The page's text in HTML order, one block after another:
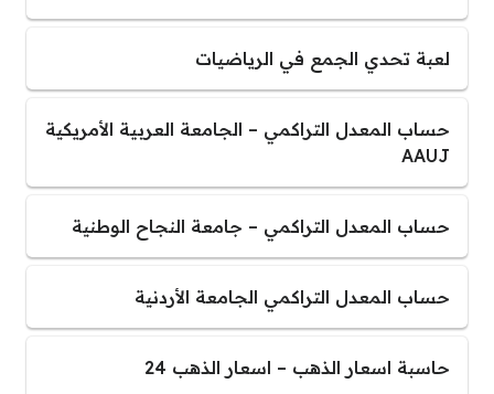
لعبة تحدي الجمع في الرياضيات
حساب المعدل التراكمي – الجامعة العربية الأمريكية
AAUJ
حساب المعدل التراكمي – جامعة النجاح الوطنية
حساب المعدل التراكمي الجامعة الأردنية
حاسبة اسعار الذهب – اسعار الذهب 24